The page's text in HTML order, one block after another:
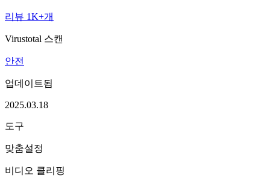
리뷰 1K+개
Virustotal 스캔
안전
업데이트됨
2025.03.18
도구
맞춤설정
비디오 클리핑